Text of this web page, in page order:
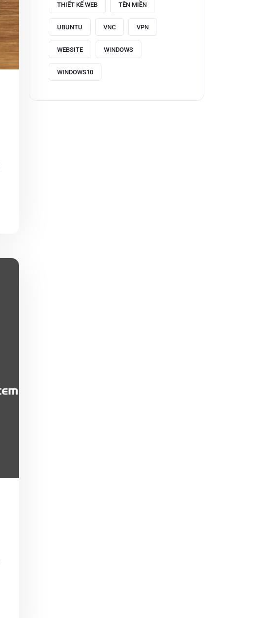
THIẾT KẾ WEB TÊN MIỀN
UBUNTU VNC VPN
WEBSITE WINDOWS
WINDOWS10